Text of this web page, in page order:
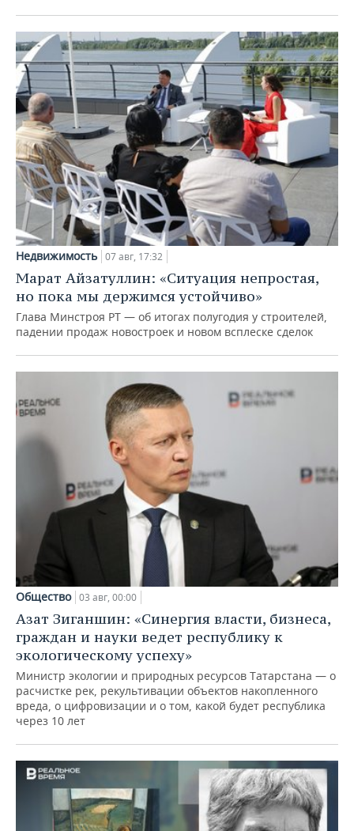
Недвижимость 07 авг, 17:32
Марат Айзатуллин: «Ситуация непростая,
но пока мы держимся устойчиво»
Глава Минстроя РТ — об итогах полугодия у строителей,
падении продаж новостроек и новом всплеске сделок
Общество 03 авг, 00:00
Азат Зиганшин: «Синергия власти, бизнеса,
граждан и науки ведет республику к
экологическому успеху»
Министр экологии и природных ресурсов Татарстана — о
расчистке рек, рекультивации объектов накопленного
вреда, о цифровизации и о том, какой будет республика
через 10 лет